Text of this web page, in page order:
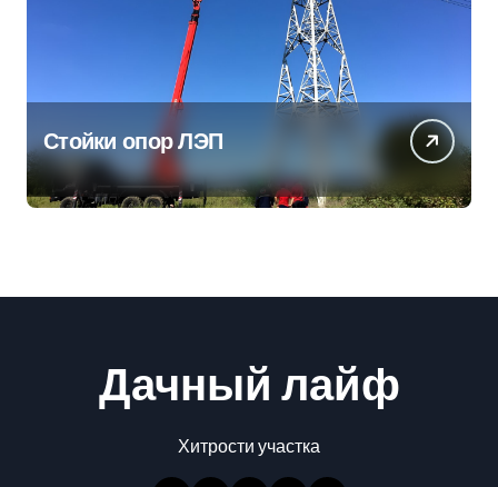
Стойки опор ЛЭП
Дачный лайф
Хитрости участка